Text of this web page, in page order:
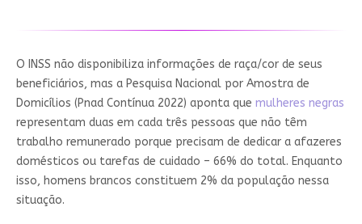
O INSS não disponibiliza informações de raça/cor de seus
beneficiários, mas a Pesquisa Nacional por Amostra de
Domicílios (Pnad Contínua 2022) aponta que mulheres negras
representam duas em cada três pessoas que não têm
trabalho remunerado porque precisam de dedicar a afazeres
domésticos ou tarefas de cuidado – 66% do total. Enquanto
isso, homens brancos constituem 2% da população nessa
situação.